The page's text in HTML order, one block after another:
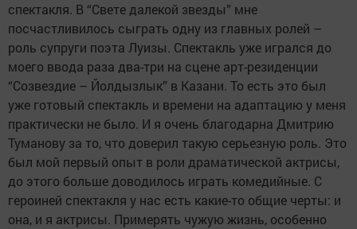
спектакля. В “Свете далекой звезды” мне
посчастливилось сыграть одну из главных ролей –
роль супруги поэта Луизы. Спектакль уже игрался до
моего ввода раза два-три на сцене арт-резиденции
“Созвездие – Йолдызлык” в Казани. То есть это был
уже готовый спектакль и времени на адаптацию у меня
практически не было. И я очень благодарна Дмитрию
Туманову за то, что доверил такую серьезную роль. Это
был мой первый опыт в роли драматической актрисы,
до этого больше доводилось играть комедийные. С
героиней спектакля у нас есть какие-то общие черты: и
она, и я актрисы. Примерять чужую жизнь, особенно